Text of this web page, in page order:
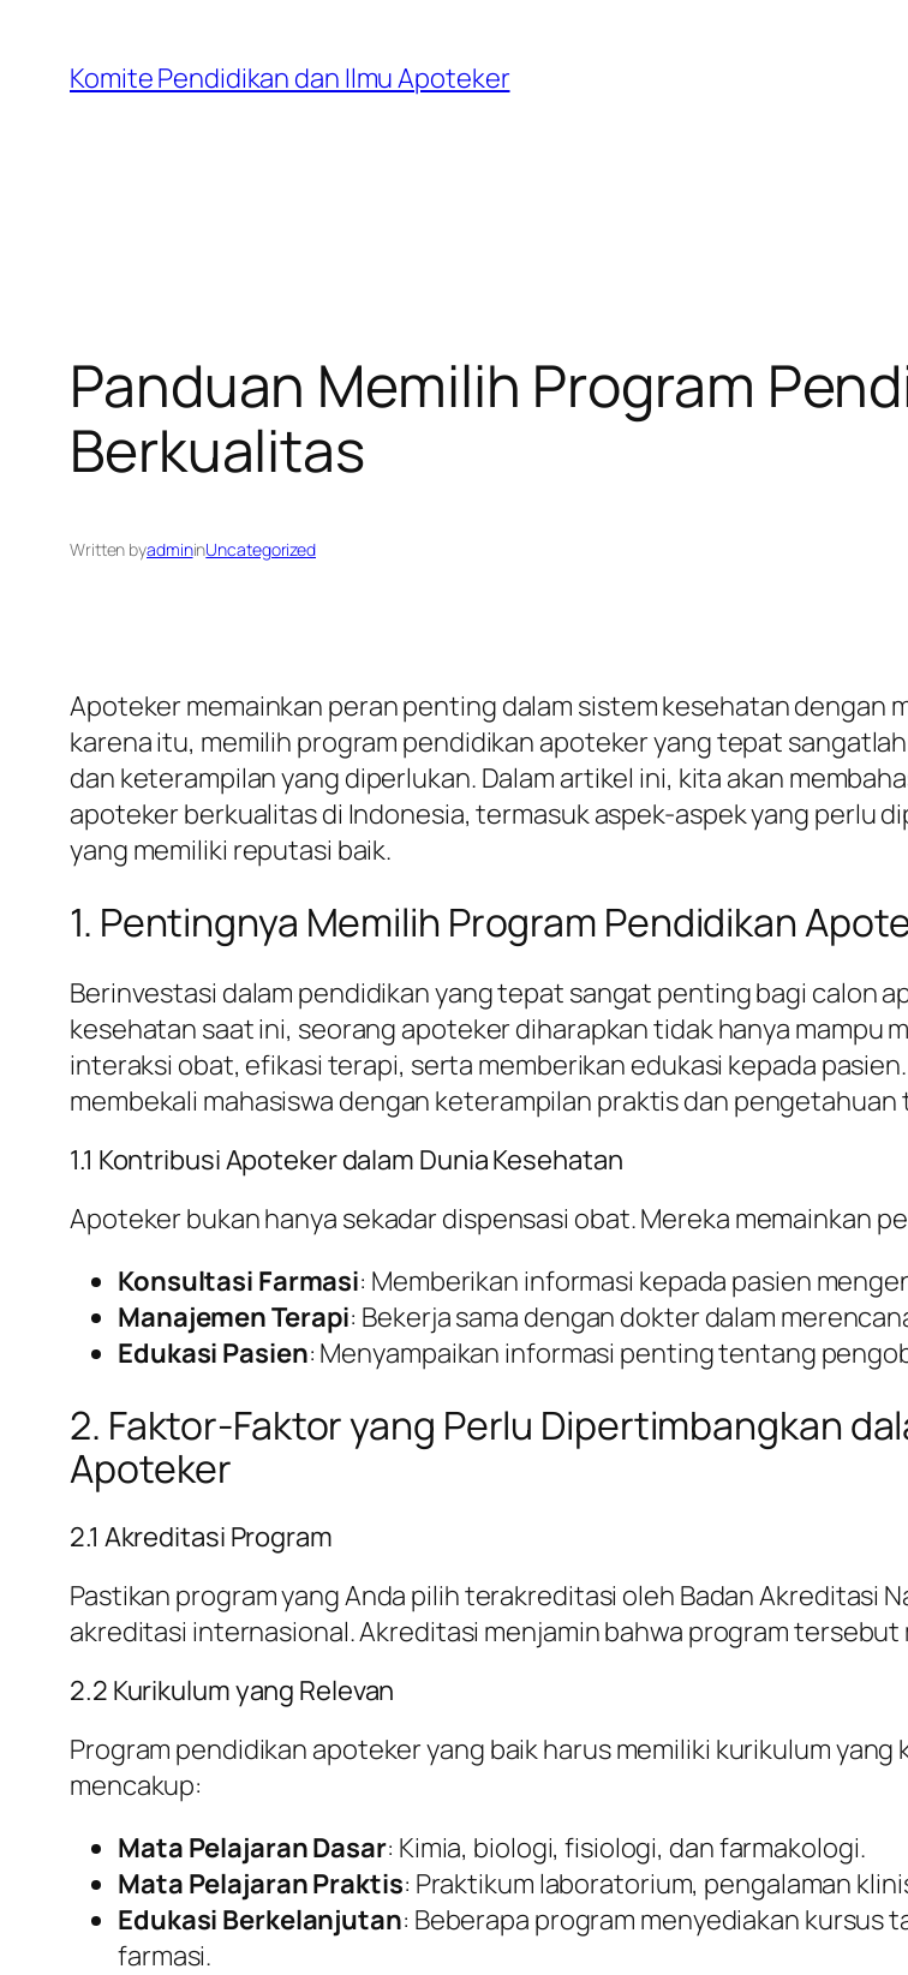
content
Komite Pendidikan dan Ilmu Apoteker
Panduan Memilih Program
Berkualitas
Written byadmininUncategorized
Apoteker memainkan peran penting dalam sistem kesehatan dengan
karena itu, memilih program pendidikan apoteker yang tepat
dan keterampilan yang diperlukan. Dalam artikel ini, kita akan
apoteker berkualitas di Indonesia, termasuk aspek-aspek yang perlu
yang memiliki reputasi baik.
1. Pentingnya Memilih Program Pendidikan
Berinvestasi dalam pendidikan yang tepat sangat penting bagi calon
kesehatan saat ini, seorang apoteker diharapkan tidak hanya mampu
interaksi obat, efikasi terapi, serta memberikan edukasi kepada
membekali mahasiswa dengan keterampilan praktis dan
1.1 Kontribusi Apoteker dalam Dunia Kesehatan
Apoteker bukan hanya sekadar dispensasi obat. Mereka memainkan
Konsultasi Farmasi: Memberikan informasi kepada pasien
Manajemen Terapi: Bekerja sama dengan dokter dalam
Edukasi Pasien: Menyampaikan informasi penting tentang
2. Faktor-Faktor yang Perlu Dipertimbangkan
Apoteker
2.1 Akreditasi Program
Pastikan program yang Anda pilih terakreditasi oleh Badan Akreditasi
akreditasi internasional. Akreditasi menjamin bahwa program
2.2 Kurikulum yang Relevan
Program pendidikan apoteker yang baik harus memiliki kurikulum
mencakup:
Mata Pelajaran Dasar: Kimia, biologi, fisiologi, dan farmakologi.
Mata Pelajaran Praktis: Praktikum laboratorium, pengalaman
Edukasi Berkelanjutan: Beberapa program menyediakan
farmasi.